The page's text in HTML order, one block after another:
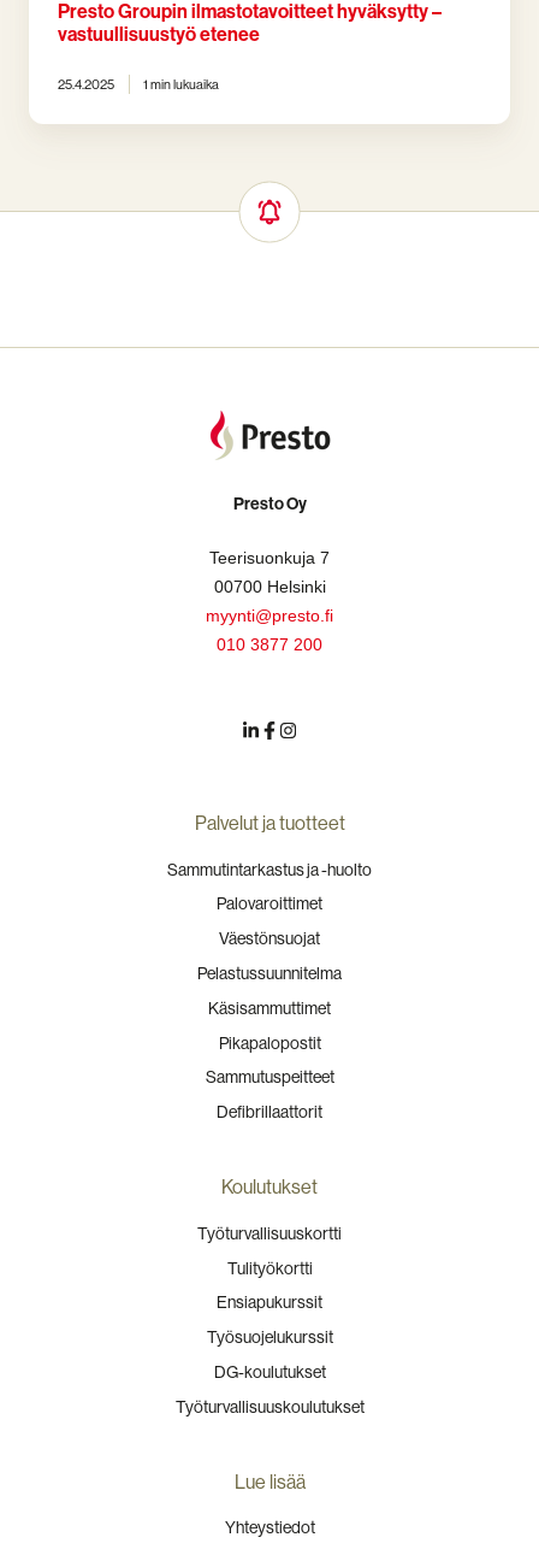
Presto Groupin ilmastotavoitteet hyväksytty –
vastuullisuustyö etenee
25.4.2025 1 min lukuaika
Presto Oy
Teerisuonkuja 7
00700 Helsinki
myynti@presto.fi
010 3877 200
Palvelut ja tuotteet
Sammutintarkastus ja -huolto
Palovaroittimet
Väestönsuojat
Pelastussuunnitelma
Käsisammuttimet
Pikapalopostit
Sammutuspeitteet
Defibrillaattorit
Koulutukset
Työturvallisuuskortti
Tulityökortti
Ensiapukurssit
Työsuojelukurssit
DG-koulutukset
Työturvallisuuskoulutukset
Lue lisää
Yhteystiedot